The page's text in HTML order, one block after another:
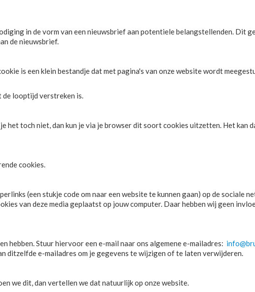
in de vorm van een nieuwsbrief aan potentiele belangstellenden. Dit
de nieuwsbrief.
is een klein bestandje dat met pagina's van onze website wordt
looptijd verstreken is.
toch niet, dan kun je via je browser dit soort cookies uitzetten. Het kan
cookies.
(een stukje code om naar een website te kunnen gaan) op de sociale
van deze media geplaatst op jouw computer. Daar hebben wij geen
hebben. Stuur hiervoor een e-mail naar ons algemene e-mailadres:
e-mailadres om je gegevens te wijzigen of te laten verwijderen.
we dit, dan vertellen we dat natuurlijk op onze website.